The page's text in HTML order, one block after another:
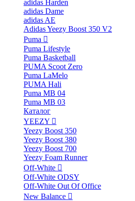
adidas Harden
adidas Dame
adidas AE
Adidas Yeezy Boost 350 V2
Puma
Puma Lifestyle
Puma Basketball
PUMA Scoot Zero
Puma LaMelo
PUMA Hali
Puma MB 04
Puma MB 03
Каталог
YEEZY
Yeezy Boost 350
Yeezy Boost 380
Yeezy Boost 700
Yeezy Foam Runner
Off-White
Off-White ODSY
Off-White Out Of Office
New Balance